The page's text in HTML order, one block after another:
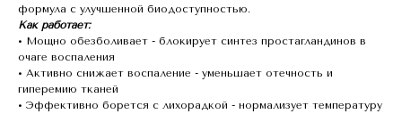
формула с улучшенной биодоступностью.
Как работает:
• Мощно обезболивает - блокирует синтез простагландинов в
очаге воспаления
• Активно снижает воспаление - уменьшает отечность и
гиперемию тканей
• Эффективно борется с лихорадкой - нормализует температуру